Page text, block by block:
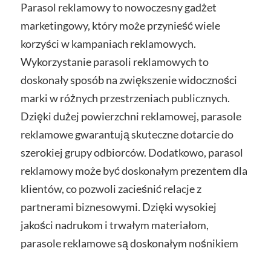
Parasol reklamowy to nowoczesny gadżet
marketingowy, który może przynieść wiele
korzyści w kampaniach reklamowych.
Wykorzystanie parasoli reklamowych to
doskonały sposób na zwiększenie widoczności
marki w różnych przestrzeniach publicznych.
Dzięki dużej powierzchni reklamowej, parasole
reklamowe gwarantują skuteczne dotarcie do
szerokiej grupy odbiorców. Dodatkowo, parasol
reklamowy może być doskonałym prezentem dla
klientów, co pozwoli zacieśnić relacje z
partnerami biznesowymi. Dzięki wysokiej
jakości nadrukom i trwałym materiałom,
parasole reklamowe są doskonałym nośnikiem